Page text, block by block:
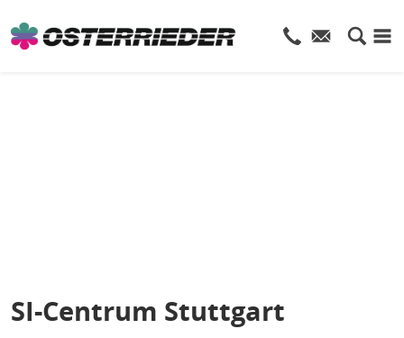
SI-Centrum Stuttgart